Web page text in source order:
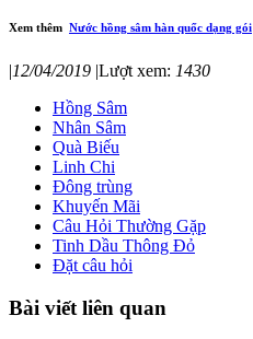
Xem thêm Nước hồng sâm hàn quốc dạng gói
|12/04/2019 |Lượt xem: 1430
Hồng Sâm
Nhân Sâm
Quà Biếu
Linh Chi
Đông trùng
Khuyến Mãi
Câu Hỏi Thường Gặp
Tinh Dầu Thông Đỏ
Đặt câu hỏi
Bài viết liên quan